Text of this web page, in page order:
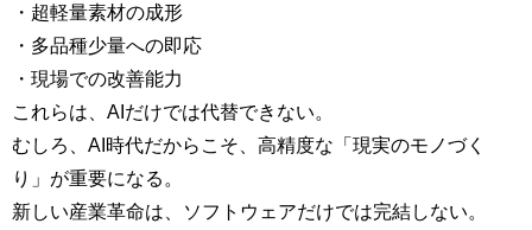
・超軽量素材の成形
・多品種少量への即応
・現場での改善能力
これらは、AIだけでは代替できない。
むしろ、AI時代だからこそ、高精度な「現実のモノづく
り」が重要になる。
新しい産業革命は、ソフトウェアだけでは完結しない。